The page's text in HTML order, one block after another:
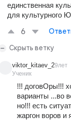
единственная
для культурного
6
Скрыть ветку
viktor_kitaev_2
Ученик
9лет
!!! договОры!!!
варианты ...во
но!!! есть
жаргон воров и